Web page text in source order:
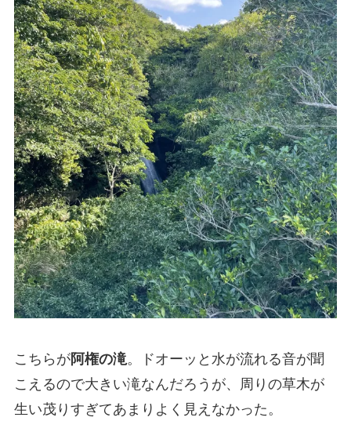
こちらが阿権の滝。ドオーッと水が流れる音が聞
こえるので大きい滝なんだろうが、周りの草木が
生い茂りすぎてあまりよく見えなかった。